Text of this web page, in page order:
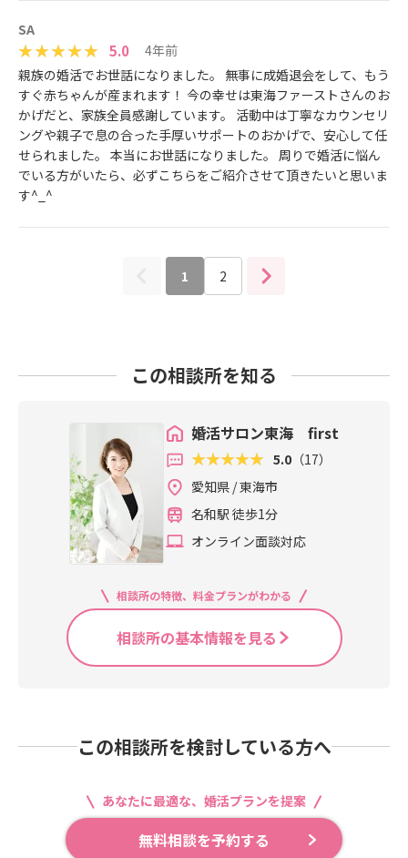
SA
5.0
4年前
親族の婚活でお世話になりました。 無事に成婚退会をして、もう
すぐ赤ちゃんが産まれます！ 今の幸せは東海ファーストさんのお
かげだと、家族全員感謝しています。 活動中は丁寧なカウンセリ
ングや親子で息の合った手厚いサポートのおかげで、安心して任
せられました。 本当にお世話になりました。 周りで婚活に悩ん
でいる方がいたら、必ずこちらをご紹介させて頂きたいと思いま
す^_^
1 2
この相談所を知る
婚活サロン東海 first
5.0 （17）
愛知県 / 東海市
名和駅 徒歩1分
オンライン面談対応
相談所の特徴、料金プランがわかる
相談所の基本情報を見る
この相談所を検討している方へ
あなたに最適な、婚活プランを提案
無料相談を予約する